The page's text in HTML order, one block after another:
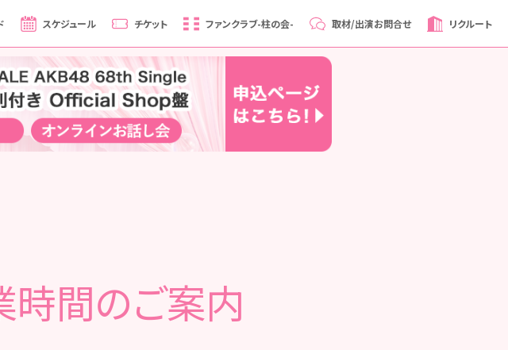
スケジュール チケット ファンクラブ-柱の会- 取材/出演お問合せ リクルート
間のご案内